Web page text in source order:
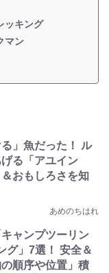
ッキング
マン
」魚だった！ ル
る「アユイン
おもしろさを知
あめのちはれ
ャンプツーリン
グ」7選！ 安全＆
順序や位置」積